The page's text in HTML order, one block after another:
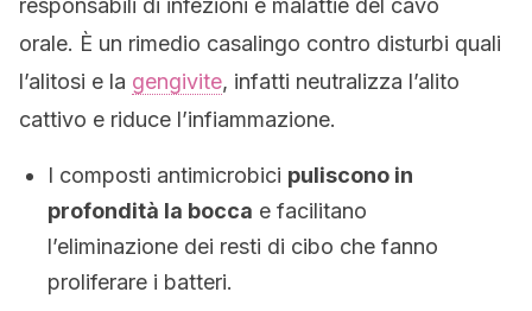
responsabili di infezioni e malattie del cavo
orale. È un rimedio casalingo contro disturbi quali
l’alitosi e la gengivite, infatti neutralizza l’alito
cattivo e riduce l’infiammazione.
I composti antimicrobici puliscono in
profondità la bocca e facilitano
l’eliminazione dei resti di cibo che fanno
proliferare i batteri.